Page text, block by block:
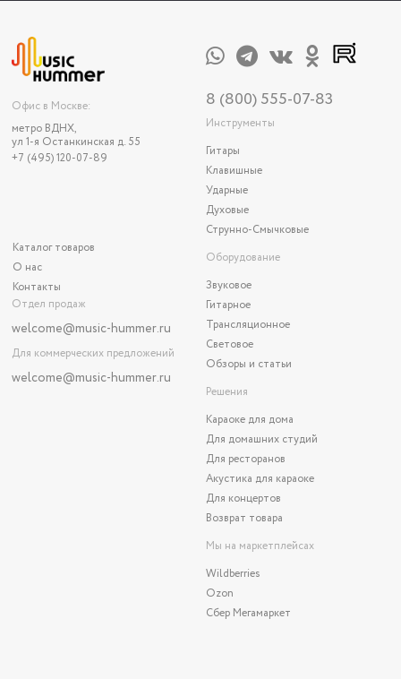
Офис в Москве:
метро ВДНХ,
ул 1-я Останкинская д. 55
+7 (495) 120-07-89
Каталог товаров
О нас
Контакты
Отдел продаж
welcome@music-hummer.ru
Для коммерческих предложений
welcome@music-hummer.ru
8 (800) 555-07-83
Инструменты
Гитары
Клавишные
Ударные
Духовые
Струнно-Смычковые
Оборудование
Звуковое
Гитарное
Трансляционное
Световое
Обзоры и статьи
Решения
Караоке для дома
Для домашних студий
Для ресторанов
Акустика для караоке
Для концертов
Возврат товара
Мы на маркетплейсах
Wildberries
Ozon
Сбер Мегамаркет